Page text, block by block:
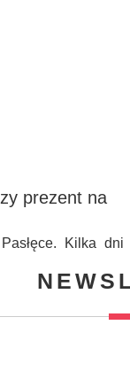
prezent na
Kilka dni